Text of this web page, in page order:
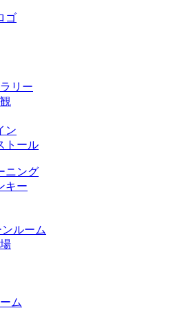
リー
ン
トール
ニング
キー
ルーム
ム